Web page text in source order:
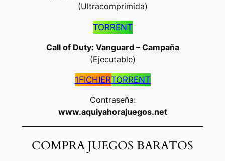
(Ultracomprimida)
TORRENT
Call of Duty: Vanguard – Campaña
(Ejecutable)
1FICHIERTORRENT
Contraseña:
www.aquiyahorajuegos.net
COMPRA JUEGOS BARATOS